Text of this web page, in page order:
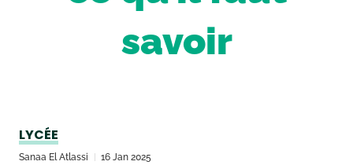
savoir
LYCÉE
Sanaa El Atlassi 16 Jan 2025